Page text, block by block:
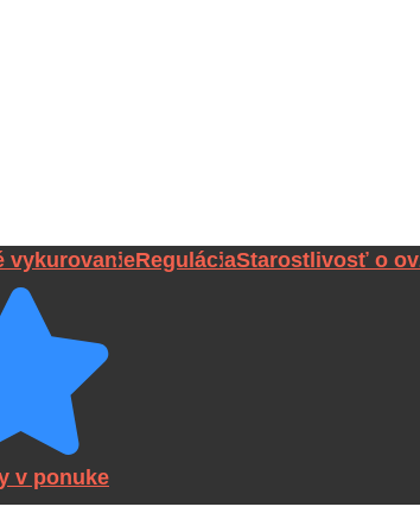
vykurovanieReguláciaStarostlivosť o
v ponuke